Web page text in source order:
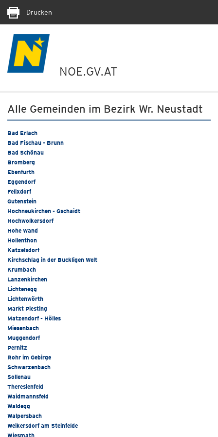
Drucken
NOE.GV.AT
Alle Gemeinden im Bezirk Wr. Neustadt
Bad Erlach
Bad Fischau - Brunn
Bad Schönau
Bromberg
Ebenfurth
Eggendorf
Felixdorf
Gutenstein
Hochneukirchen - Gschaidt
Hochwolkersdorf
Hohe Wand
Hollenthon
Katzelsdorf
Kirchschlag in der Buckligen Welt
Krumbach
Lanzenkirchen
Lichtenegg
Lichtenwörth
Markt Piesting
Matzendorf - Hölles
Miesenbach
Muggendorf
Pernitz
Rohr im Gebirge
Schwarzenbach
Sollenau
Theresienfeld
Waidmannsfeld
Waldegg
Walpersbach
Weikersdorf am Steinfelde
Wiesmath